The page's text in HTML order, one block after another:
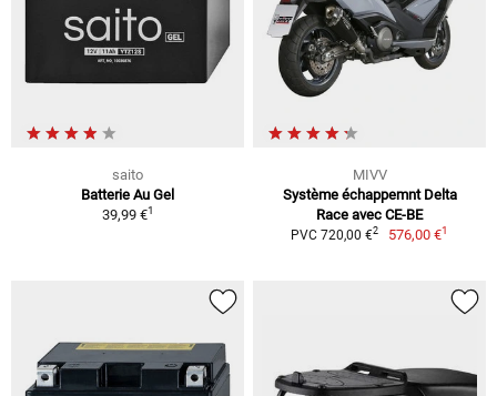
saito
Batterie Au Gel
39,99 €1
MIVV
Système échappemnt Delta
Race avec CE-BE
PVC 720,00 €2 576,00 €1